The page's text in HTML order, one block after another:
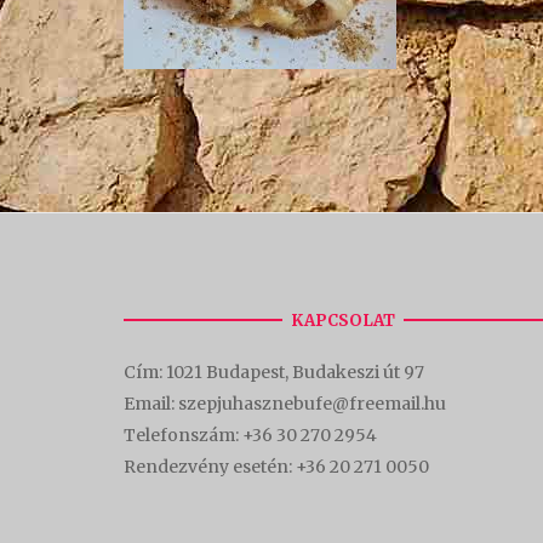
KAPCSOLAT
Cím: 1021 Budapest, Budakeszi út 97
Email: szepjuhasznebufe@freemail.hu
Telefonszám: +36 30 270 2954
Rendezvény esetén: +36 20 271 0050